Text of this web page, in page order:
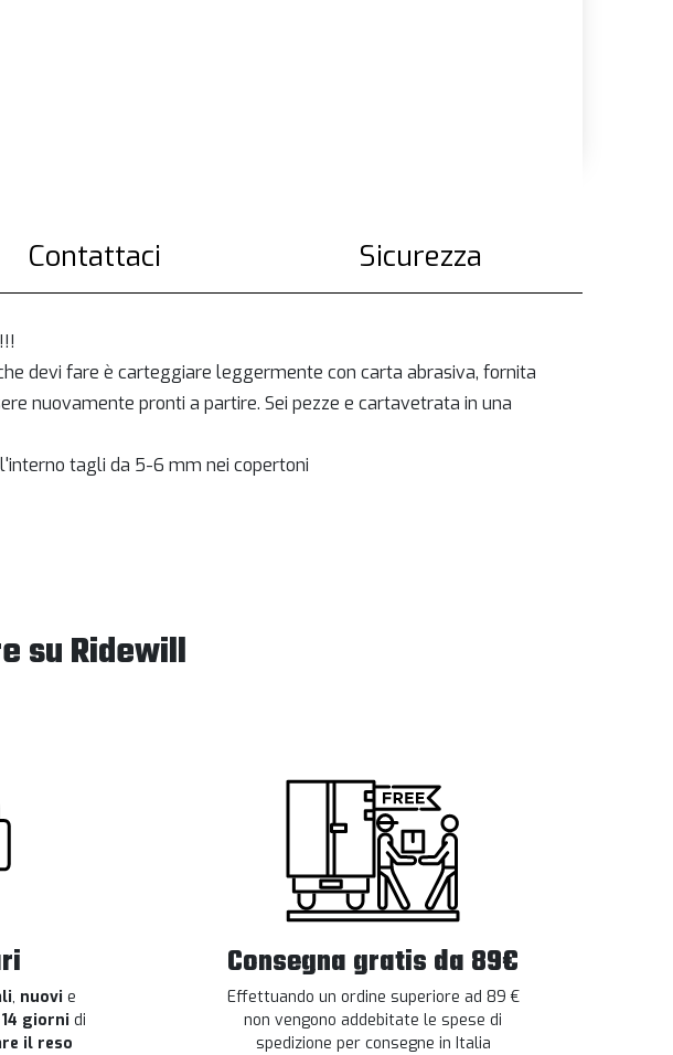
Contattaci Sicurezza
devi fare è carteggiare leggermente con carta abrasiva, fornita
nuovamente pronti a partire. Sei pezze e cartavetrata in una
tagli da 5-6 mm nei copertoni
su Ridewill
, nuovi e
14 giorni di
il reso
Consegna gratis da 89€
Effettuando un ordine superiore ad 89 €
non vengono addebitate le spese di
spedizione per consegne in Italia